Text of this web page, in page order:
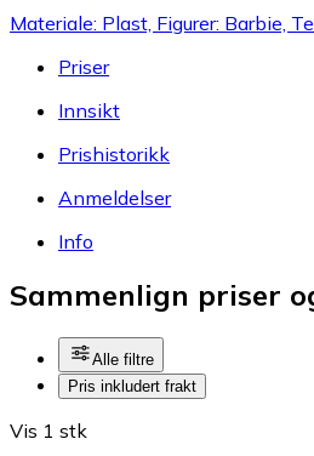
Materiale: Plast, Figurer: Barbie,
Priser
Innsikt
Prishistorikk
Anmeldelser
Info
Sammenlign priser
Alle filtre
Pris inkludert frakt
Vis 1 stk